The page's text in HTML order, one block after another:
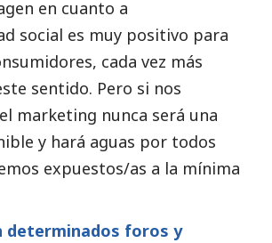
en cuanto a
social es muy positivo para
cada vez más
sentido. Pero si nos
marketing nunca será una
y hará aguas por todos
expuestos/as a la mínima
determinados foros y